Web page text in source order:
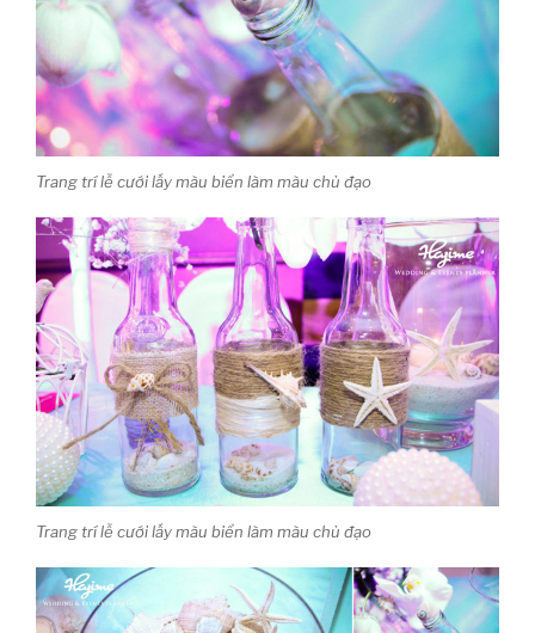
Trang trí lễ cưới lấy màu biển làm màu chủ đạo
Trang trí lễ cưới lấy màu biển làm màu chủ đạo